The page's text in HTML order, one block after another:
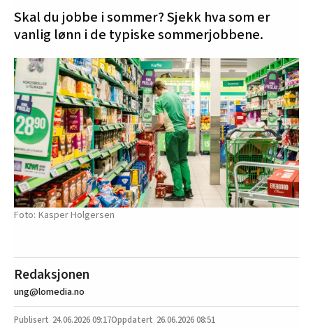
Skal du jobbe i sommer? Sjekk hva som er
vanlig lønn i de typiske sommerjobbene.
Kasper Holgersen
Redaksjonen
ung@lomedia.no
24.06.202609:17 26.06.2026 08:51